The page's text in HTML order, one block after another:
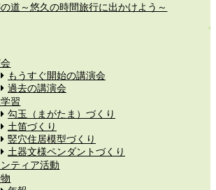
道～悠久の時間旅行に出かけよう～
もうすぐ開始の講演会
過去の講演会
習
勾玉（まがたま）づくり
土笛づくり
竪穴住居模型づくり
土器文様ペンダントづくり
ティア活動